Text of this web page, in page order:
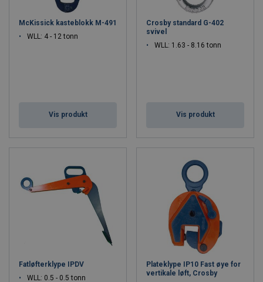
McKissick kasteblokk M-491
WLL: 4 - 12 tonn
Vis produkt
Crosby standard G-402
svivel
WLL: 1.63 - 8.16 tonn
Vis produkt
Fatløfterklype IPDV
WLL: 0.5 - 0.5 tonn
Plateklype IP10 Fast øye for
vertikale løft, Crosby